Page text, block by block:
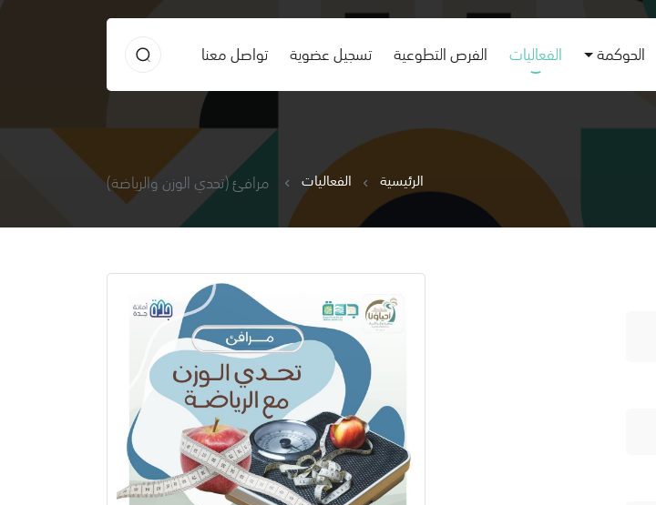
الحوكمة الفعاليات الفرص التطوعية تسجيل عضوية تواصل معنا
الرئيسية الفعاليات مرافئ (تحدي الوزن والرياضة)